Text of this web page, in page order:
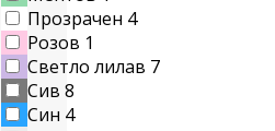
Прозрачен 4
Розов 1
Светло лилав 7
Сив 8
Син 4